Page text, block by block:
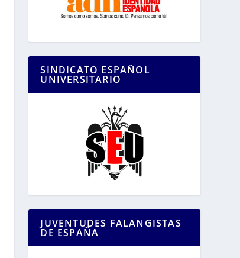
SINDICATO ESPAÑOL
UNIVERSITARIO
JUVENTUDES FALANGISTAS
DE ESPAÑA